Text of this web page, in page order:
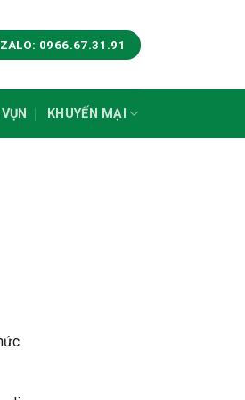
0966.67.31.91
KHUYẾN MẠI